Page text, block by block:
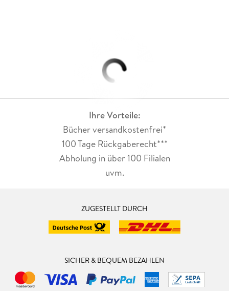
Ihre Vorteile:
Bücher versandkostenfrei*
100 Tage Rückgaberecht***
Abholung in über 100 Filialen
uvm.
ZUGESTELLT DURCH
SICHER & BEQUEM BEZAHLEN